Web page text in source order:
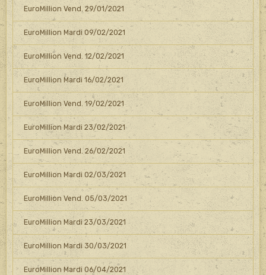
EuroMillion Vend. 29/01/2021
EuroMillion Mardi 09/02/2021
EuroMillion Vend. 12/02/2021
EuroMillion Mardi 16/02/2021
EuroMillion Vend. 19/02/2021
EuroMillion Mardi 23/02/2021
EuroMillion Vend. 26/02/2021
EuroMillion Mardi 02/03/2021
EuroMillion Vend. 05/03/2021
EuroMillion Mardi 23/03/2021
EuroMillion Mardi 30/03/2021
EuroMillion Mardi 06/04/2021